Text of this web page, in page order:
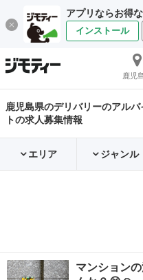
アプリならお得
インストール
鹿児
鹿児島県のデリバリーのアル
トの求人募集情報
エリア ジャンル
マンション